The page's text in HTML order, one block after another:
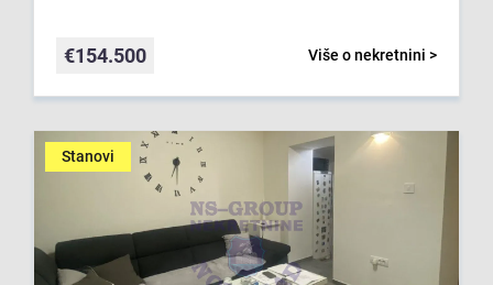
Više o nekretnini >
€154.500
Stanovi